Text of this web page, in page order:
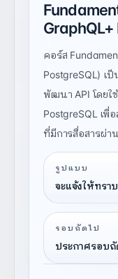
คอร์ส
PostgreSQL) เ
พัฒนา API โดยใ
PostgreSQL เพื่
ที่มีการสื่อสารผ่า
ใช้งาน
GraphQL ,
การจัดการกับ
สร้างและการจั
กับข้อผิดพลาด
ใช้งานโปรเจค
รูปแบบ
จะแจ้งให้ทรา
รอบถัดไป
ประกาศรอบถั